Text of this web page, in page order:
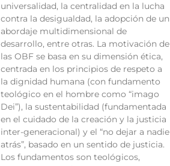
universalidad, la centralidad en la lucha
contra la desigualdad, la adopción de un
abordaje multidimensional de
desarrollo, entre otras. La motivación de
las OBF se basa en su dimensión ética,
centrada en los principios de respeto a
la dignidad humana (con fundamento
teológico en el hombre como “imago
Dei”), la sustentabilidad (fundamentada
en el cuidado de la creación y la justicia
inter-generacional) y el “no dejar a nadie
atrás”, basado en un sentido de justicia.
Los fundamentos son teológicos,